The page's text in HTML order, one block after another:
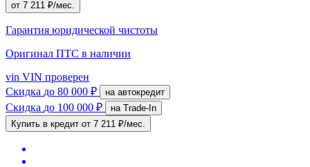
от 7 211 ₽/мес.
Гарантия юридической чистоты
Оригинал ПТС в наличии
vin VIN проверен
Скидка до 80 000 ₽ на автокредит
Скидка до 100 000 ₽
на Trade-In
Купить в кредит от 7 211 ₽/мес.